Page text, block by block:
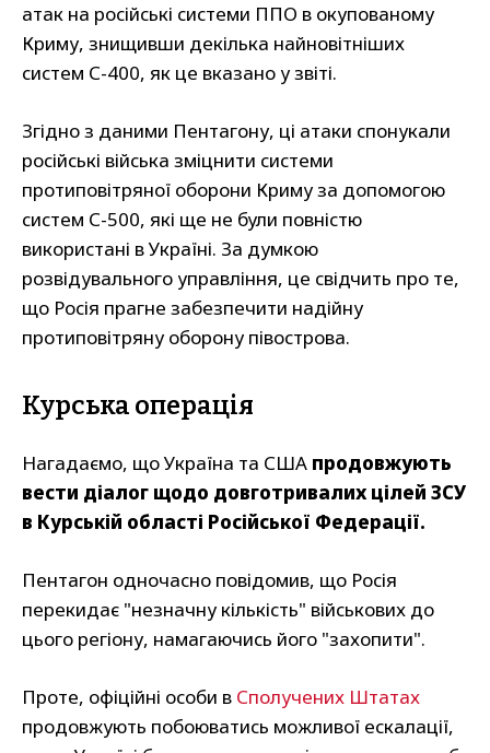
атак на російські системи ППО в окупованому
Криму, знищивши декілька найновітніших
систем С-400, як це вказано у звіті.
Згідно з даними Пентагону, ці атаки спонукали
російські війська зміцнити системи
протиповітряної оборони Криму за допомогою
систем С-500, які ще не були повністю
використані в Україні. За думкою
розвідувального управління, це свідчить про те,
що Росія прагне забезпечити надійну
протиповітряну оборону півострова.
Курська операція
Нагадаємо, що Україна та США продовжують
вести діалог щодо довготривалих цілей ЗСУ
в Курській області Російської Федерації.
Пентагон одночасно повідомив, що Росія
перекидає "незначну кількість" військових до
цього регіону, намагаючись його "захопити".
Проте, офіційні особи в Сполучених Штатах
продовжують побоюватись можливої ескалації,